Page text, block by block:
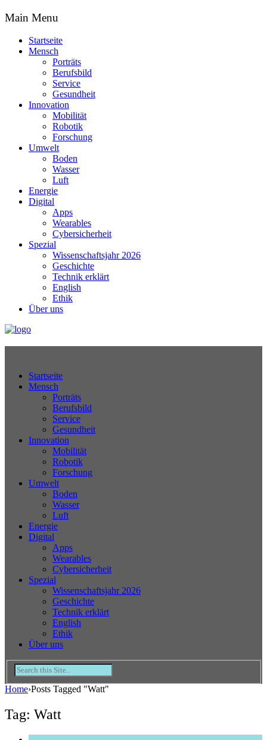
Main Menu
Startseite
Mensch
Porträts
Berufsbild
Service
Gesundheit
Innovation
Mobilität
Robotik
Forschung
Umwelt
Boden
Wasser
Luft
Energie
Digital
Apps
Wearables
Cybersicherheit
Spezial
Wissenschaftsjahr 2026
Geschichte
Technik erklärt
English
Ethik
Über uns
Startseite
Mensch
Porträts
Berufsbild
Service
Gesundheit
Innovation
Mobilität
Robotik
Forschung
Umwelt
Boden
Wasser
Luft
Energie
Digital
Apps
Wearables
Cybersicherheit
Spezial
Wissenschaftsjahr 2026
Geschichte
Technik erklärt
English
Ethik
Über uns
Home›Posts Tagged "Watt"
Tag: Watt